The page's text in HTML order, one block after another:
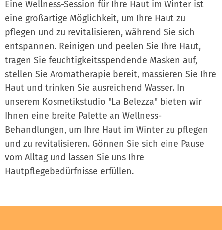
Eine Wellness-Session für Ihre Haut im Winter ist
eine großartige Möglichkeit, um Ihre Haut zu
pflegen und zu revitalisieren, während Sie sich
entspannen. Reinigen und peelen Sie Ihre Haut,
tragen Sie feuchtigkeitsspendende Masken auf,
stellen Sie Aromatherapie bereit, massieren Sie Ihre
Haut und trinken Sie ausreichend Wasser. In
unserem Kosmetikstudio "La Belezza" bieten wir
Ihnen eine breite Palette an Wellness-
Behandlungen, um Ihre Haut im Winter zu pflegen
und zu revitalisieren. Gönnen Sie sich eine Pause
vom Alltag und lassen Sie uns Ihre
Hautpflegebedürfnisse erfüllen.